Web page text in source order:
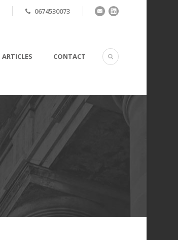
0674530073
ARTICLES CONTACT